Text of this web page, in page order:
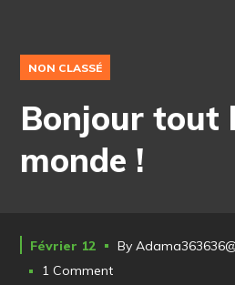
NON CLASSÉ
Bonjour tout
monde !
Février 12 By
1 Comment